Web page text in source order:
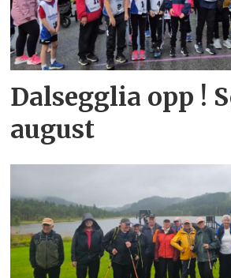
Dalsegglia opp !
august